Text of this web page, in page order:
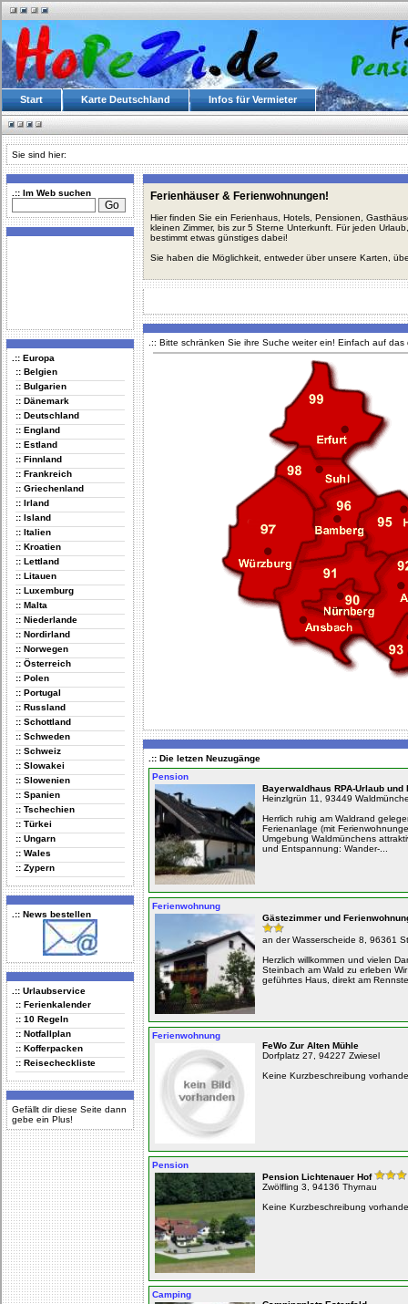
Start Karte Deutschland Infos für Vermieter
Sie sind hier:
.:: Im Web suchen
.:: Europa
:: Belgien
:: Bulgarien
:: Dänemark
:: Deutschland
:: England
:: Estland
:: Finnland
:: Frankreich
:: Griechenland
:: Irland
:: Island
:: Italien
:: Kroatien
:: Lettland
:: Litauen
:: Luxemburg
:: Malta
:: Niederlande
:: Nordirland
:: Norwegen
:: Österreich
:: Polen
:: Portugal
:: Russland
:: Schottland
:: Schweden
:: Schweiz
:: Slowakei
:: Slowenien
:: Spanien
:: Tschechien
:: Türkei
:: Ungarn
:: Wales
:: Zypern
.:: News bestellen
.:: Urlaubservice
:: Ferienkalender
:: 10 Regeln
:: Notfallplan
:: Kofferpacken
:: Reisecheckliste
Gefällt dir diese Seite dann
gebe ein Plus!
Ferienhäuser & Ferienwohnungen!
Hier finden Sie ein Ferienhaus, Hotels, Pensionen,
kleinen Zimmer, bis zur 5 Sterne Unterkunft. Für jeden
bestimmt etwas günstiges dabei!
Sie haben die Möglichkeit, entweder über unsere Karten,
.:: Bitte schränken Sie ihre Suche weiter ein! Einfach auf
.:: Die letzen Neuzugänge
Pension
Bayerwaldhaus RPA-Urlaub und
Heinzlgrün 11, 93449
Herrlich ruhig am Waldrand
Ferienanlage (mit
Umgebung Waldmünchens
und Entspannung: Wander-...
Ferienwohnung
Gästezimmer und
an der Wasserscheide 8, 96361
Herzlich willkommen und vielen
Steinbach am Wald zu erleben
geführtes Haus, direkt am
Ferienwohnung
FeWo Zur Alten Mühle
Dorfplatz 27, 94227 Zwiesel
Keine Kurzbeschreibung
Pension
Pension Lichtenauer Hof
Zwölfling 3, 94136 Thyrnau
Keine Kurzbeschreibung
Camping